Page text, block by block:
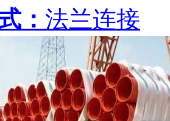
： 法兰连接